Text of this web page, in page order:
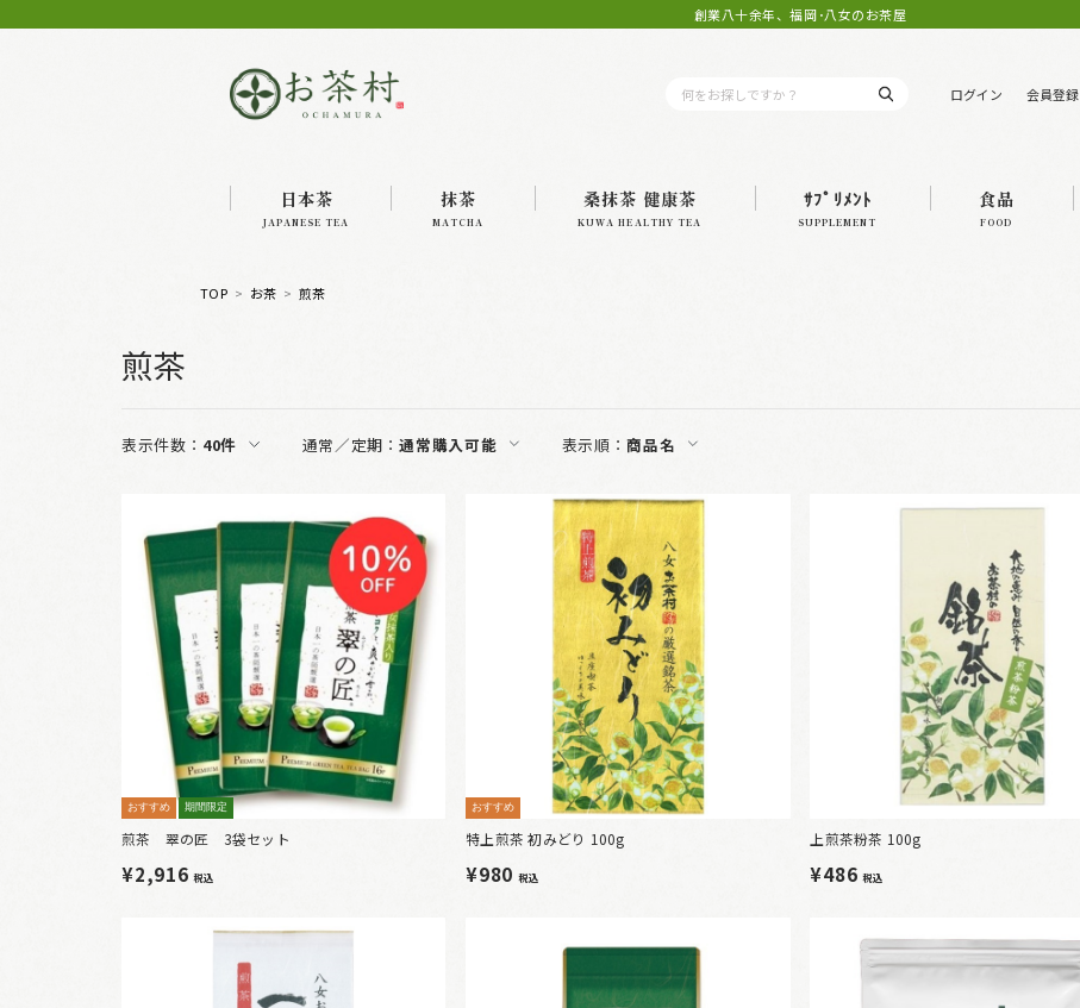
創業八十余年、福岡･八女のお茶屋
ログイン 会員登録
日本茶
JAPANESE TEA
抹茶
MATCHA
桑抹茶 健康茶
KUWA HEALTHY TEA
ｻﾌﾟﾘﾒﾝﾄ
SUPPLEMENT
食品
FOOD
TOP お茶 煎茶
煎茶
表示件数： 40件 通常／定期：通常購入可能 表示順：商品名
おすすめ 期間限定
煎茶 翠の匠 3袋セット
¥2,916税込
おすすめ
特上煎茶 初みどり 100g
¥980 税込
上煎茶粉茶 100g
¥486税込